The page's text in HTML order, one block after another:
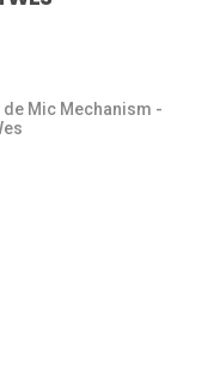
de Mic Mechanism -